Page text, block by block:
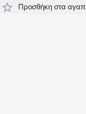
Προσθήκη στα